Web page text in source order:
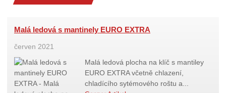
Malá ledová s mantinely EURO EXTRA
červen 2021
Malá ledová plocha na klíč s mantiley
EURO EXTRA včetně chlazení,
chladícího sytémového roštu a...